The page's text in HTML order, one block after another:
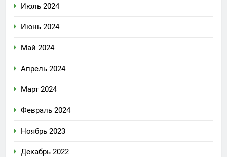
Июль 2024
Июнь 2024
Май 2024
Апрель 2024
Март 2024
Февраль 2024
Ноябрь 2023
Декабрь 2022